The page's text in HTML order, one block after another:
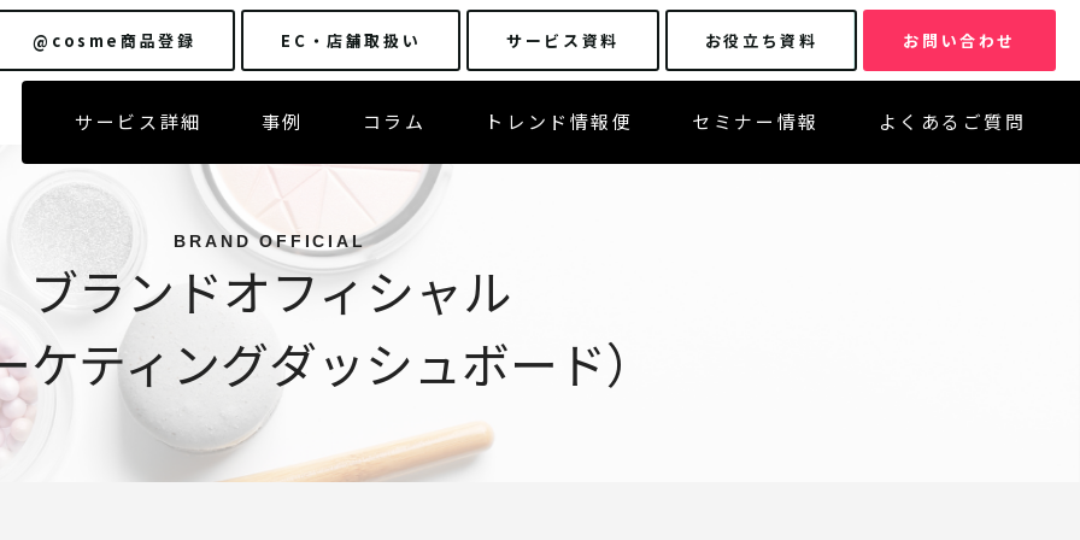
@cosme商品登録 EC・店舗取扱い サービス資料 お役立ち資料 お問い合わせ
サービス詳細 事例 コラム トレンド情報便 セミナー情報 よくあるご質問
BRAND OFFICIAL
ブランドオフィシャル
ケティングダッシュボード）